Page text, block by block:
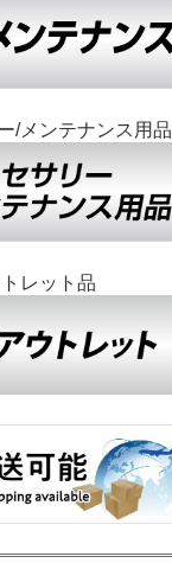
/メンテナンス用品
レット品